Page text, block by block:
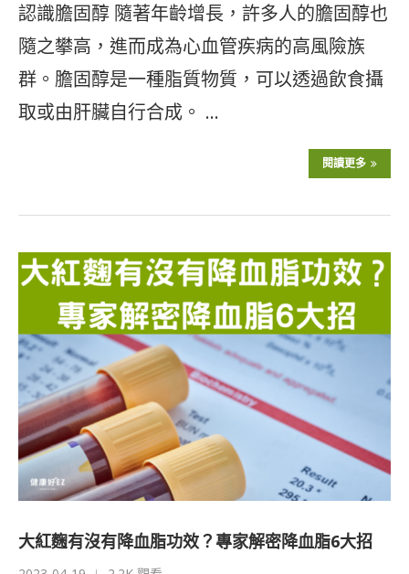
認識膽固醇 隨著年齡增長，許多人的膽固醇也
隨之攀高，進而成為心血管疾病的高風險族
群。膽固醇是一種脂質物質，可以透過飲食攝
取或由肝臟自行合成。 …
閱讀更多
大紅麴有沒有降血脂功效？專家解密降血脂6大招